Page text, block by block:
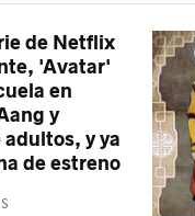
de Netflix
'Avatar'
en
y
y ya
de estreno